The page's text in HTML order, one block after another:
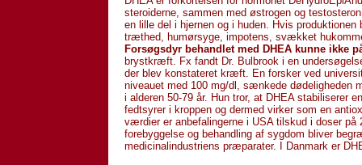
steroiderne, sammen med østrogen og
en lille del i hjernen og i huden. Hvis
træthed, humørsyge, impotens, svækket
Forsøgsdyr behandlet med DHEA kunne ikke
brystkræft. Fx fandt Dr. Bulbrook i en
der blev konstateret kræft. En forsker ved
niveauet med 100 mg/dl, sænkede dødeligheden
i alderen 50-79 år. Hun tror, at DHEA stabiliserer
fedtsyrer i kroppen og dermed virker som en
værdier er anbefalingerne i USA tilskud i doser på
forebyggelse og behandling af sygdom bliver
medicinalindustriens præparater. I Danmark er